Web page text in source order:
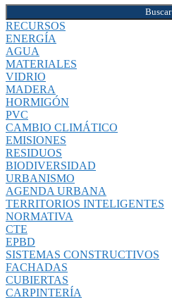
Buscar
RECURSOS
ENERGÍA
AGUA
MATERIALES
VIDRIO
MADERA
HORMIGÓN
PVC
CAMBIO CLIMÁTICO
EMISIONES
RESIDUOS
BIODIVERSIDAD
URBANISMO
AGENDA URBANA
TERRITORIOS INTELIGENTES
NORMATIVA
CTE
EPBD
SISTEMAS CONSTRUCTIVOS
FACHADAS
CUBIERTAS
CARPINTERÍA